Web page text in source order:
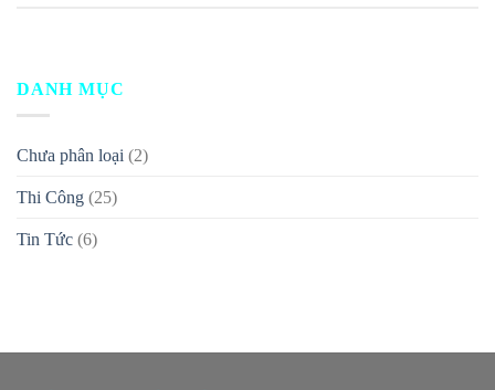
DANH MỤC
Chưa phân loại (2)
Thi Công (25)
Tin Tức (6)